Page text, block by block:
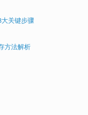
关键步骤
方法解析